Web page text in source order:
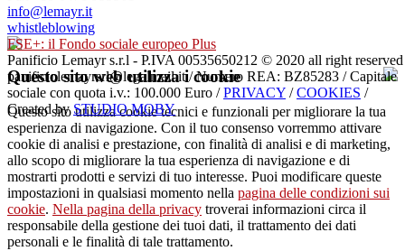
info@lemayr.it
whistleblowing
FSE+: il Fondo sociale europeo Plus
Panificio Lemayr s.r.l - P.IVA 00535650212 © 2020 all right reserved
panificiolemayrsrl@legalmail.it / Numero REA: BZ85283 / Capitale
sociale con quota i.v.: 100.000 Euro /PRIVACY /COOKIES /
Created bySTUDIO MOBY
Questo sito web utilizza i cookie
Questo sito utilizza cookie tecnici e funzionali per migliorare la tua
esperienza di navigazione. Con il tuo consenso vorremmo attivare
cookie di analisi e prestazione, con finalità di analisi e di marketing,
allo scopo di migliorare la tua esperienza di navigazione e di
mostrarti prodotti e servizi di tuo interesse. Puoi modificare queste
impostazioni in qualsiasi momento nella pagina delle condizioni sui
cookie. Nella pagina della privacy troverai informazioni circa il
responsabile della gestione dei tuoi dati, il trattamento dei dati
personali e le finalità di tale trattamento.